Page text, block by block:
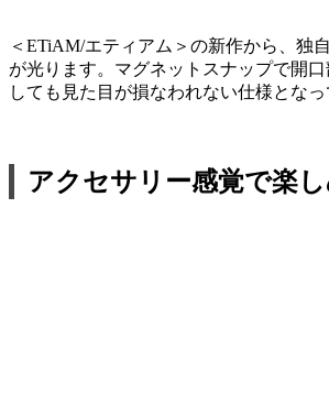
＜ETiAM/エティアム＞の新作から、独
が光ります。マグネットスナップで開
しても見た目が損なわれない仕様とな
アクセサリー感覚で楽